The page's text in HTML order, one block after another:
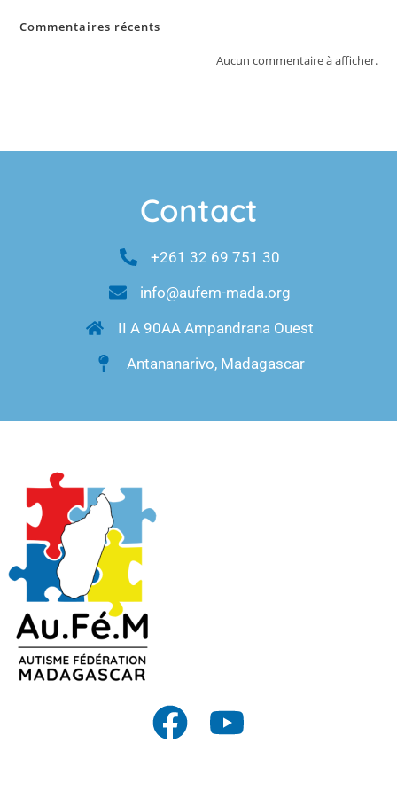
Commentaires récents
Aucun commentaire à afficher.
Contact
+261 32 69 751 30
info@aufem-mada.org
II A 90AA Ampandrana Ouest
Antananarivo, Madagascar